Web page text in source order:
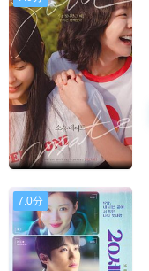
7.0分